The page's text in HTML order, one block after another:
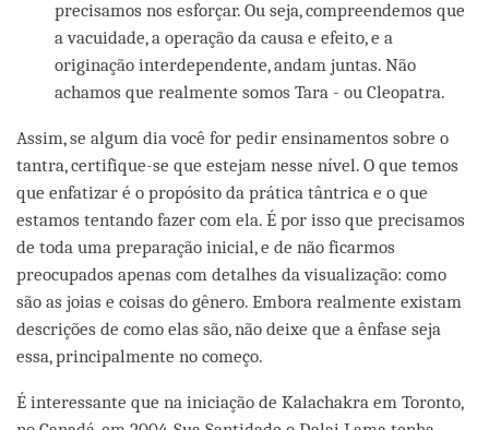
precisamos nos esforçar. Ou seja, compreendemos que
a vacuidade, a operação da causa e efeito, e a
originação interdependente, andam juntas. Não
achamos que realmente somos Tara - ou Cleopatra.
Assim, se algum dia você for pedir ensinamentos sobre o
tantra, certifique-se que estejam nesse nível. O que temos
que enfatizar é o propósito da prática tântrica e o que
estamos tentando fazer com ela. É por isso que precisamos
de toda uma preparação inicial, e de não ficarmos
preocupados apenas com detalhes da visualização: como
são as joias e coisas do gênero. Embora realmente existam
descrições de como elas são, não deixe que a ênfase seja
essa, principalmente no começo.
É interessante que na iniciação de Kalachakra em Toronto,